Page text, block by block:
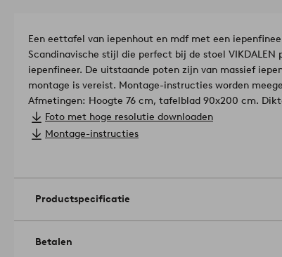
Een eettafel van iepenhout en mdf met een
Scandinavische stijl die perfect bij de stoel
iepenfineer. De uitstaande poten zijn van massief
montage is vereist. Montage-instructies worden
Afmetingen: Hoogte 76 cm, tafelblad 90x200 cm.
Onderhoud: Afnemen met een licht vochtige doek.
Tips/advies: Een tafelkleed voor alledaags gebruik
Foto met hoge resolutie downloaden
Montage-instructies
Productspecificatie
Betalen